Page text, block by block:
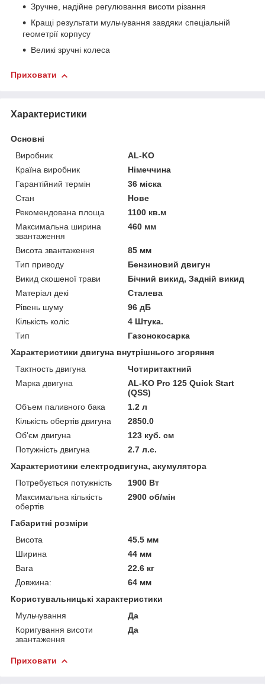
Зручне, надійне регулювання висоти різання
Кращі результати мульчування завдяки спеціальній
геометрії корпусу
Великі зручні колеса
Приховати
Характеристики
Основні
Виробник
AL-KO
Країна виробник
Німеччина
Гарантійний термін
36 міска
Стан
Нове
Рекомендована площа
1100 кв.м
Максимальна ширина
звантаження
460 мм
Висота звантаження
85 мм
Тип приводу
Бензиновий двигун
Викид скошеної трави
Бічний викид, Задній викид
Матеріал декі
Сталева
Рівень шуму
96 дБ
Кількість коліс
4 Штука.
Тип
Газонокосарка
Характеристики двигуна внутрішнього згоряння
Тактность двигуна
Чотиритактний
Марка двигуна
AL-KO Pro 125 Quick Start
(QSS)
Объем паливного бака
1.2 л
Кількість обертів двигуна
2850.0
Об'єм двигуна
123 куб. см
Потужність двигуна
2.7 л.с.
Характеристики електродвигуна, акумулятора
Потребується потужність
1900 Вт
Максимальна кількість
обертів
2900 об/мін
Габаритні розміри
Висота
45.5 мм
Ширина
44 мм
Вага
22.6 кг
Довжина:
64 мм
Користувальницькі характеристики
Мульчування
Да
Коригування висоти
звантаження
Да
Приховати